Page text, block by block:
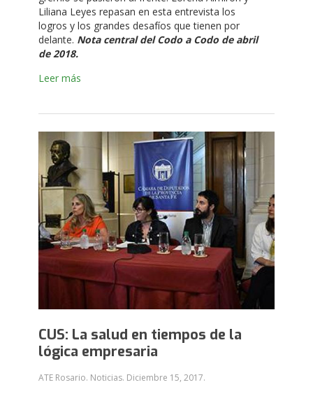
Liliana Leyes repasan en esta entrevista los
logros y los grandes desafíos que tienen por
delante. Nota central del Codo a Codo de abril
de 2018.
Leer más
CUS: La salud en tiempos de la
lógica empresaria
ATE Rosario. Noticias. Diciembre 15, 2017.